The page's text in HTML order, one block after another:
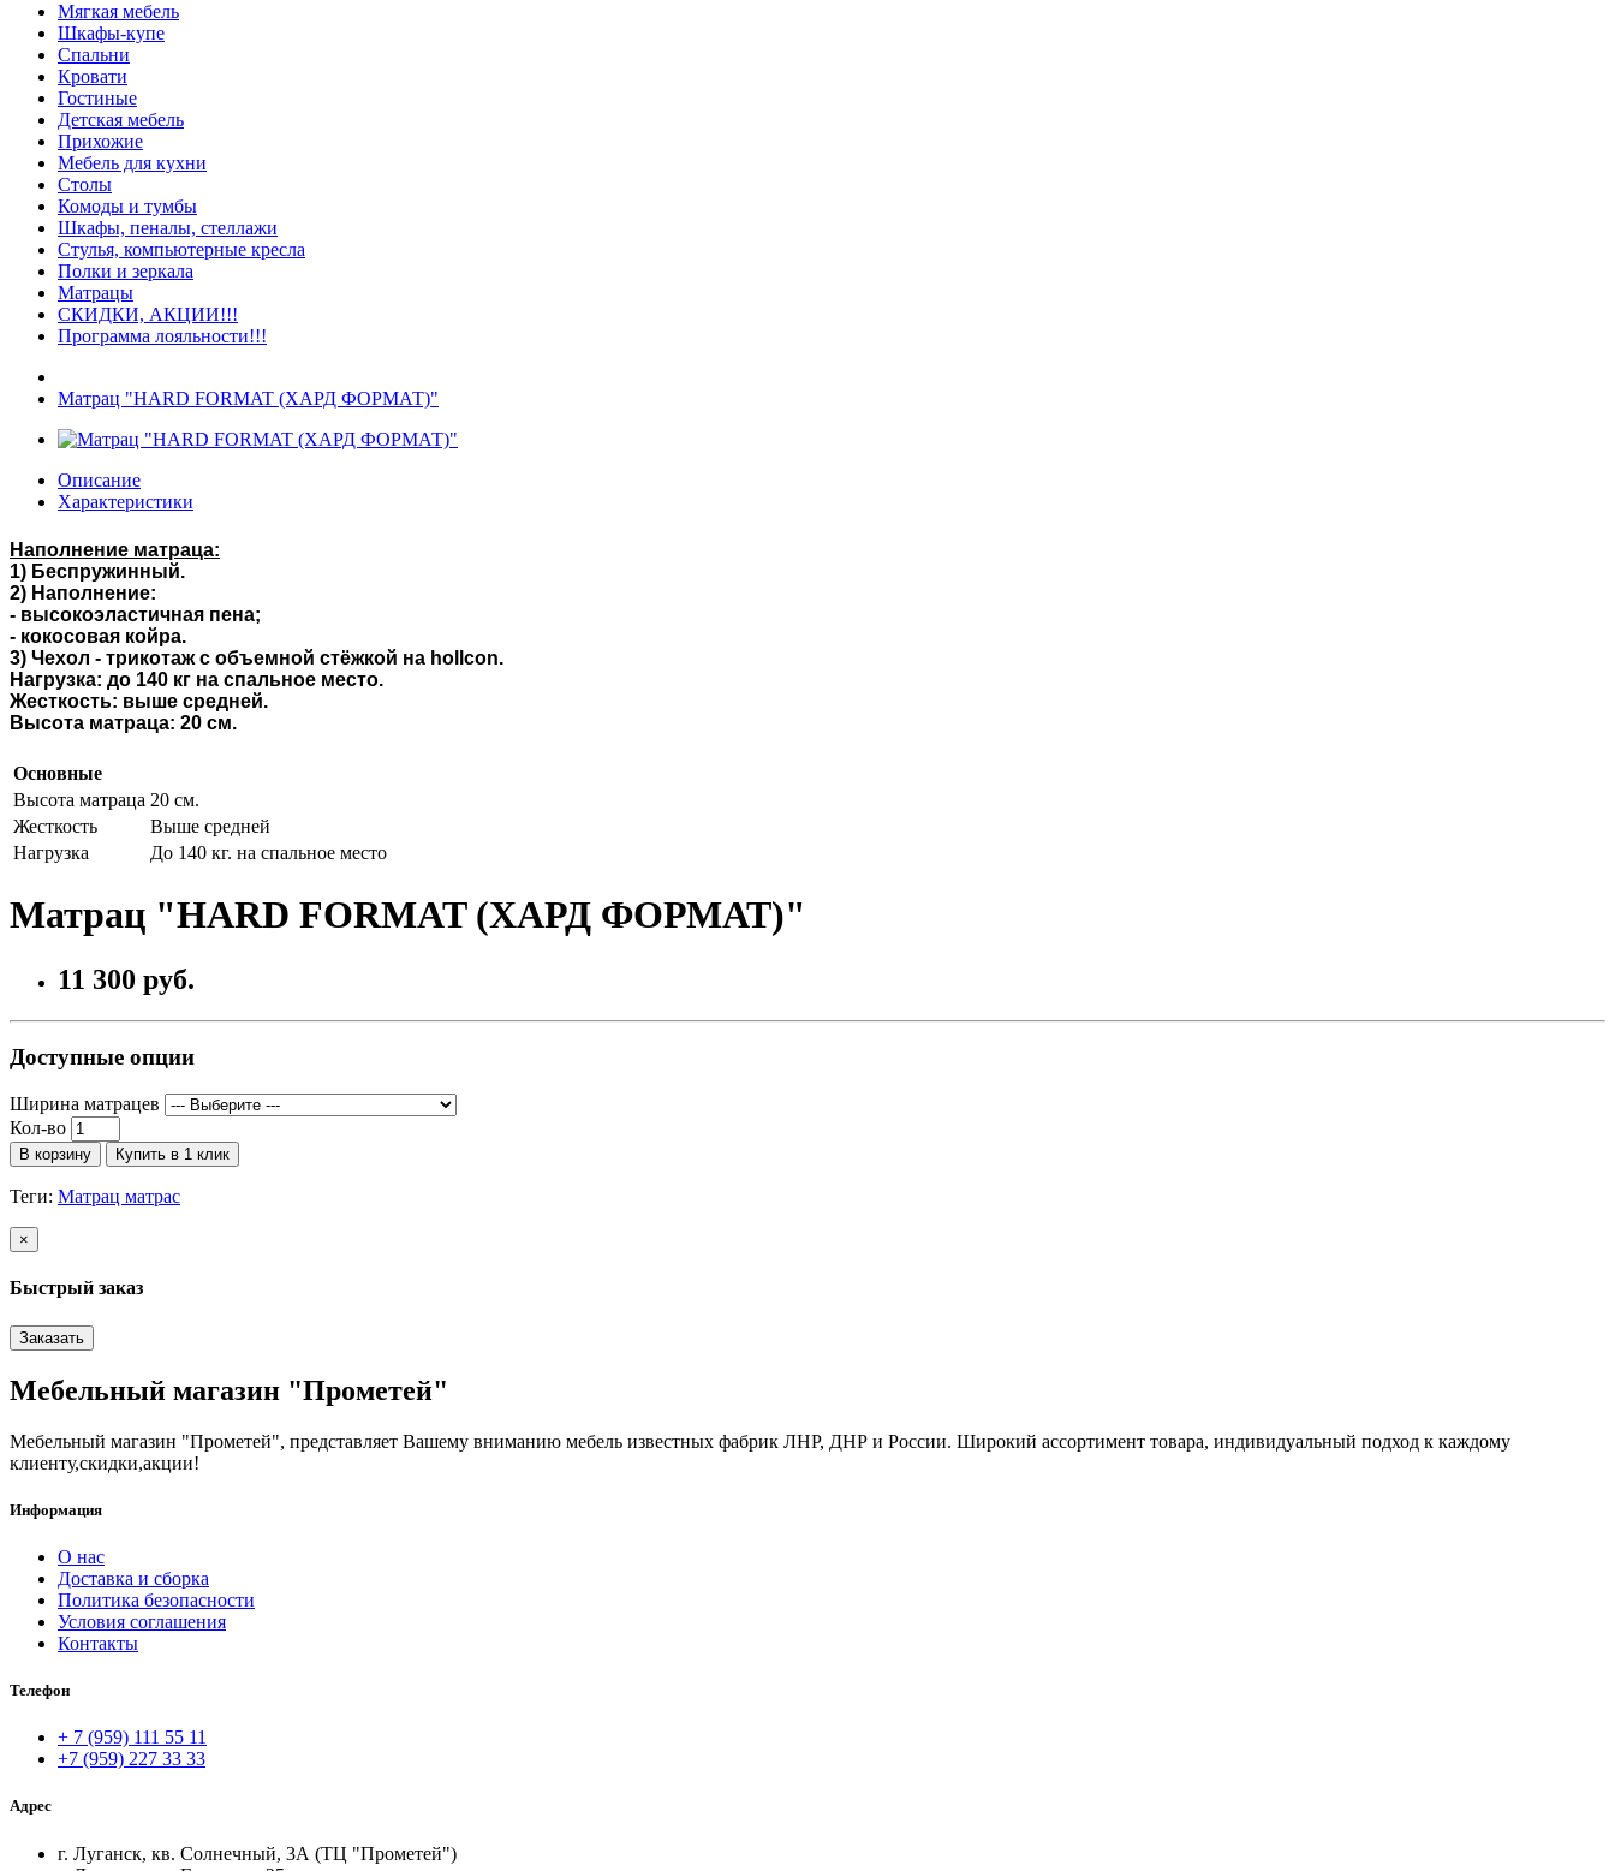
Мягкая мебель
Шкафы-купе
Спальни
Кровати
Гостиные
Детская мебель
Прихожие
Мебель для кухни
Столы
Комоды и тумбы
Шкафы, пеналы, стеллажи
Стулья, компьютерные кресла
Полки и зеркала
Матрацы
СКИДКИ, АКЦИИ!!!
Программа лояльности!!!
Матрац "HARD FORMAT (ХАРД ФОРМАТ)"
Описание
Характеристики
Наполнение матраца:
1) Беспружинный.
2) Наполнение:
- высокоэластичная пена;
- кокосовая койра.
3) Чехол - трикотаж с объемной стёжкой на hollcon.
Нагрузка: до 140 кг на спальное место.
Жесткость: выше средней.
Высота матраца: 20 см.
Основные
Высота матраца 20 см.
Жесткость
Выше средней
Нагрузка
До 140 кг. на спальное место
Матрац "HARD FORMAT (ХАРД ФОРМАТ)"
11 300 руб.
Доступные опции
Ширина матрацев
Кол-во
В корзину Купить в 1 клик
Теги: Матрац матрас
×
Быстрый заказ
Заказать
Мебельный магазин "Прометей"
Мебельный магазин "Прометей", представляет Вашему вниманию мебель известных фабрик ЛНР, ДНР и России. Широкий ассортимент товара, индивидуальный подход к каждому
клиенту,скидки,акции!
Информация
О нас
Доставка и сборка
Политика безопасности
Условия соглашения
Контакты
Телефон
+ 7 (959) 111 55 11
+7 (959) 227 33 33
Адрес
г. Луганск, кв. Солнечный, 3А (ТЦ "Прометей")